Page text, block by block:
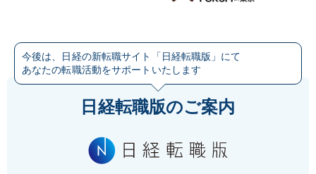
今後は、日経の新転職サイト「日経転職版」にて
あなたの転職活動をサポートいたします
日経転職版のご案内